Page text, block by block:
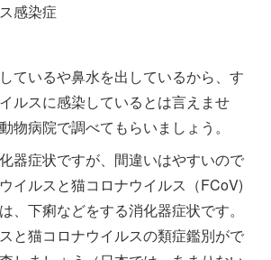
感染症
ているや鼻水を出しているから、す
ルスに感染しているとは言えませ
物病院で調べてもらいましょう。
器症状ですが、間違いはやすいので
イルスと猫コロナウイルス（FCoV)
、下痢などをする消化器症状です。
と猫コロナウイルスの類症鑑別がで